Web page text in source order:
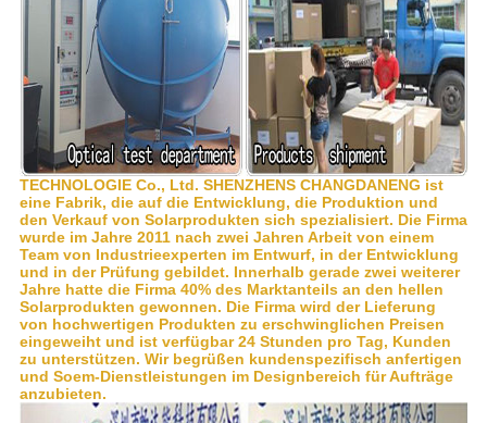
TECHNOLOGIE Co., Ltd. SHENZHENS CHANGDANENG ist
eine Fabrik, die auf die Entwicklung, die Produktion und
den Verkauf von Solarprodukten sich spezialisiert. Die Firma
wurde im Jahre 2011 nach zwei Jahren Arbeit von einem
Team von Industrieexperten im Entwurf, in der Entwicklung
und in der Prüfung gebildet. Innerhalb gerade zwei weiterer
Jahre hatte die Firma 40% des Marktanteils an den hellen
Solarprodukten gewonnen. Die Firma wird der Lieferung
von hochwertigen Produkten zu erschwinglichen Preisen
eingeweiht und ist verfügbar 24 Stunden pro Tag, Kunden
zu unterstützen. Wir begrüßen kundenspezifisch anfertigen
und Soem-Dienstleistungen im Designbereich für Aufträge
anzubieten.